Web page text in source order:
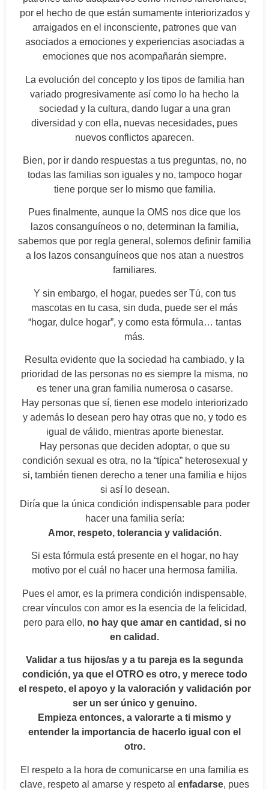
por el hecho de que están sumamente interiorizados y
arraigados en el inconsciente, patrones que van
asociados a emociones y experiencias asociadas a
emociones que nos acompañarán siempre.
La evolución del concepto y los tipos de familia han
variado progresivamente así como lo ha hecho la
sociedad y la cultura, dando lugar a una gran
diversidad y con ella, nuevas necesidades, pues
nuevos conflictos aparecen.
Bien, por ir dando respuestas a tus preguntas, no, no
todas las familias son iguales y no, tampoco hogar
tiene porque ser lo mismo que familia.
Pues finalmente, aunque la OMS nos dice que los
lazos consanguíneos o no, determinan la familia,
sabemos que por regla general, solemos definir familia
a los lazos consanguíneos que nos atan a nuestros
familiares.
Y sin embargo, el hogar, puedes ser Tú, con tus
mascotas en tu casa, sin duda, puede ser el más
“hogar, dulce hogar”, y como esta fórmula… tantas
más.
Resulta evidente que la sociedad ha cambiado, y la
prioridad de las personas no es siempre la misma, no
es tener una gran familia numerosa o casarse.
Hay personas que sí, tienen ese modelo interiorizado
y además lo desean pero hay otras que no, y todo es
igual de válido, mientras aporte bienestar.
Hay personas que deciden adoptar, o que su
condición sexual es otra, no la “típica” heterosexual y
si, también tienen derecho a tener una familia e hijos
si así lo desean.
Diría que la única condición indispensable para poder
hacer una familia sería:
Amor, respeto, tolerancia y validación.
Si esta fórmula está presente en el hogar, no hay
motivo por el cuál no hacer una hermosa familia.
Pues el amor, es la primera condición indispensable,
crear vínculos con amor es la esencia de la felicidad,
pero para ello, no hay que amar en cantidad, si no
en calidad.
Validar a tus hijos/as y a tu pareja es la segunda
condición, ya que el OTRO es otro, y merece todo
el respeto, el apoyo y la valoración y validación por
ser un ser único y genuino.
Empieza entonces, a valorarte a ti mismo y
entender la importancia de hacerlo igual con el
otro.
El respeto a la hora de comunicarse en una familia es
clave, respeto al amarse y respeto al enfadarse, pues